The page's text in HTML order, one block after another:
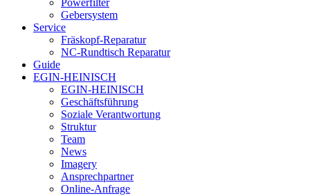
Powerfilter
Gebersystem
Service
Fräskopf-Reparatur
NC-Rundtisch Reparatur
Guide
EGIN-HEINISCH
EGIN-HEINISCH
Geschäftsführung
Soziale Verantwortung
Struktur
Team
News
Imagery
Ansprechpartner
Online-Anfrage